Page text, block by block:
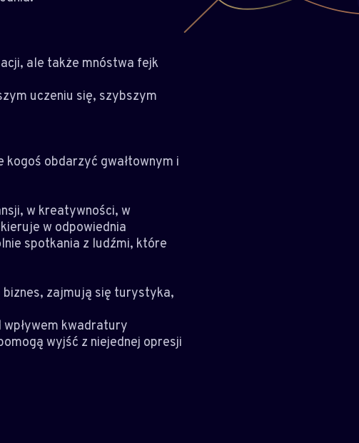
ale także mnóstwa fejk
uczeniu się, szybszym
kogoś obdarzyć gwałtownym i
w kreatywności, w
w odpowiednia
spotkania z ludźmi, które
biznes, zajmują się turystyka,
kwadratury
wyjść z niejednej opresji